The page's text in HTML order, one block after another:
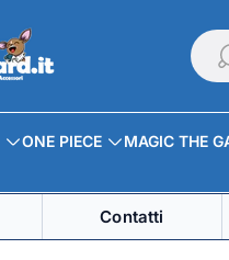
ONE PIECE MAGIC THE
Contatti